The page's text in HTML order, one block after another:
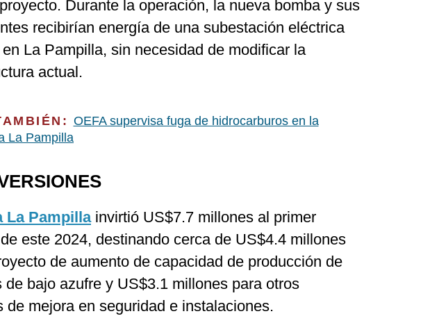
Durante la operación, la nueva bomba y sus
recibirían energía de una subestación eléctrica
La Pampilla, sin necesidad de modificar la
actual.
OEFA supervisa fuga de hidrocarburos en la
La Pampilla
La Pampilla invirtió US$7.7 millones al primer
este 2024, destinando cerca de US$4.4 millones
de aumento de capacidad de producción de
de bajo azufre y US$3.1 millones para otros
de mejora en seguridad e instalaciones.